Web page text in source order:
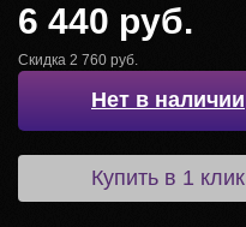
6 440 руб.
Скидка 2 760 руб.
Нет в наличии
Купить в 1 клик